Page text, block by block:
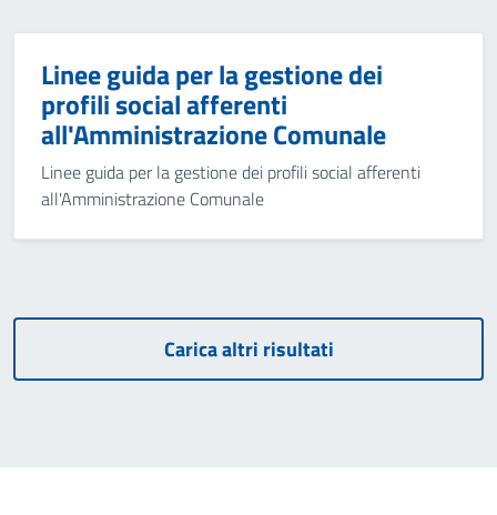
Linee guida per la gestione dei
profili social afferenti
all'Amministrazione Comunale
Linee guida per la gestione dei profili social afferenti
all'Amministrazione Comunale
Carica altri risultati